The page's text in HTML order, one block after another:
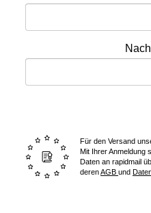
Für den Versand
Mit Ihrer Anmeldung
Daten an rapidmail
derenAGB und